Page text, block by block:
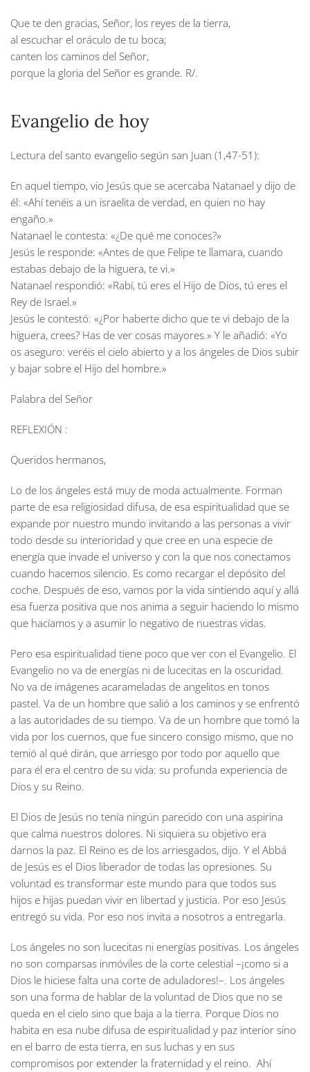
Que te den gracias, Señor, los reyes de la tierra,
al escuchar el oráculo de tu boca;
canten los caminos del Señor,
porque la gloria del Señor es grande. R/.
Evangelio de hoy
Lectura del santo evangelio según san Juan (1,47-51):
En aquel tiempo, vio Jesús que se acercaba Natanael y dijo de
él: «Ahí tenéis a un israelita de verdad, en quien no hay
engaño.»
Natanael le contesta: «¿De qué me conoces?»
Jesús le responde: «Antes de que Felipe te llamara, cuando
estabas debajo de la higuera, te vi.»
Natanael respondió: «Rabí, tú eres el Hijo de Dios, tú eres el
Rey de Israel.»
Jesús le contestó: «¿Por haberte dicho que te vi debajo de la
higuera, crees? Has de ver cosas mayores.» Y le añadió: «Yo
os aseguro: veréis el cielo abierto y a los ángeles de Dios subir
y bajar sobre el Hijo del hombre.»
Palabra del Señor
REFLEXIÓN :
Queridos hermanos,
Lo de los ángeles está muy de moda actualmente. Forman
parte de esa religiosidad difusa, de esa espiritualidad que se
expande por nuestro mundo invitando a las personas a vivir
todo desde su interioridad y que cree en una especie de
energía que invade el universo y con la que nos conectamos
cuando hacemos silencio. Es como recargar el depósito del
coche. Después de eso, vamos por la vida sintiendo aquí y allá
esa fuerza positiva que nos anima a seguir haciendo lo mismo
que hacíamos y a asumir lo negativo de nuestras vidas.
Pero esa espiritualidad tiene poco que ver con el Evangelio. El
Evangelio no va de energías ni de lucecitas en la oscuridad.
No va de imágenes acarameladas de angelitos en tonos
pastel. Va de un hombre que salió a los caminos y se enfrentó
a las autoridades de su tiempo. Va de un hombre que tomó la
vida por los cuernos, que fue sincero consigo mismo, que no
temió al qué dirán, que arriesgo por todo por aquello que
para él era el centro de su vida: su profunda experiencia de
Dios y su Reino.
El Dios de Jesús no tenía ningún parecido con una aspirina
que calma nuestros dolores. Ni siquiera su objetivo era
darnos la paz. El Reino es de los arriesgados, dijo. Y el Abbá
de Jesús es el Dios liberador de todas las opresiones. Su
voluntad es transformar este mundo para que todos sus
hijos e hijas puedan vivir en libertad y justicia. Por eso Jesús
entregó su vida. Por eso nos invita a nosotros a entregarla.
Los ángeles no son lucecitas ni energías positivas. Los ángeles
no son comparsas inmóviles de la corte celestial –¡como si a
Dios le hiciese falta una corte de aduladores!–. Los ángeles
son una forma de hablar de la voluntad de Dios que no se
queda en el cielo sino que baja a la tierra. Porque Dios no
habita en esa nube difusa de espiritualidad y paz interior sino
en el barro de esta tierra, en sus luchas y en sus
compromisos por extender la fraternidad y el reino. Ahí